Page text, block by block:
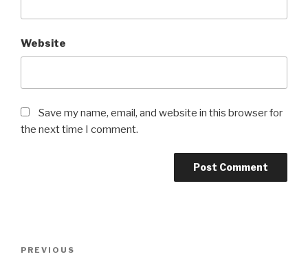
Website
Save my name, email, and website in this browser for
the next time I comment.
Previous
PREVIOUS